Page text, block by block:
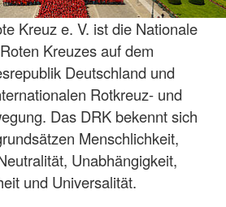
Kreuz e. V. ist die Nationale
Kreuzes auf dem
Deutschland und
Rotkreuz- und
Das DRK bekennt sich
Menschlichkeit,
Unabhängigkeit,
und Universalität.